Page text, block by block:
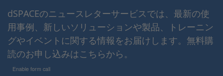
dSPACEのニュースレターサービスでは、最新の使
用事例、新しいソリューションや製品、トレーニン
グやイベントに関する情報をお届けします。無料購
読のお申し込みはこちらから。
Enable form call